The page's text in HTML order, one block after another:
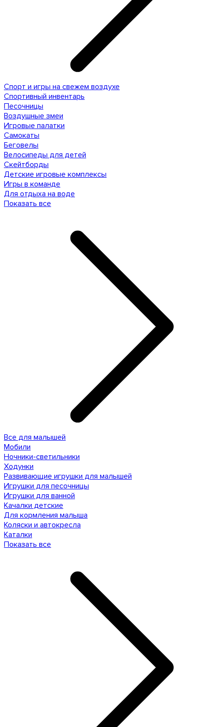
Спорт и игры на свежем воздухе
Спортивный инвентарь
Песочницы
Воздушные змеи
Игровые палатки
Самокаты
Беговелы
Велосипеды для детей
Скейтборды
Детские игровые комплексы
Игры в команде
Для отдыха на воде
Показать все
Все для малышей
Мобили
Ночники-светильники
Ходунки
Развивающие игрушки для малышей
Игрушки для песочницы
Игрушки для ванной
Качалки детские
Для кормления малыша
Коляски и автокресла
Каталки
Показать все